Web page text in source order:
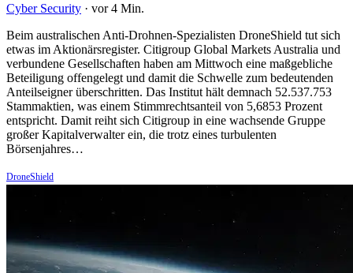
Cyber Security · vor 4 Min.
Beim australischen Anti-Drohnen-Spezialisten DroneShield tut sich
etwas im Aktionärsregister. Citigroup Global Markets Australia und
verbundene Gesellschaften haben am Mittwoch eine maßgebliche
Beteiligung offengelegt und damit die Schwelle zum bedeutenden
Anteilseigner überschritten. Das Institut hält demnach 52.537.753
Stammaktien, was einem Stimmrechtsanteil von 5,6853 Prozent
entspricht. Damit reiht sich Citigroup in eine wachsende Gruppe
großer Kapitalverwalter ein, die trotz eines turbulenten
Börsenjahres…
DroneShield